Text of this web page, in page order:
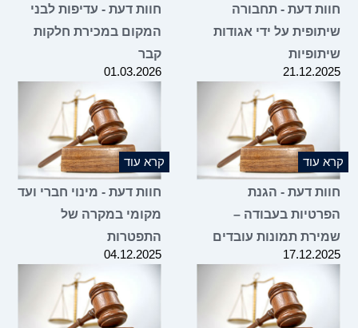
חוות דעת - תחבורה
שיתופית על ידי אגודות
שיתופיות
21.12.2025
חוות דעת - עדיפות לבני
המקום במכירת חלקות
קבר
01.03.2026
קרא עוד
חוות דעת - הגנת
הפרטיות בעבודה –
שמירת תמונות עובדים
17.12.2025
קרא עוד
חוות דעת - מינוי חברי ועד
מקומי במקרה של
התפטרות
04.12.2025